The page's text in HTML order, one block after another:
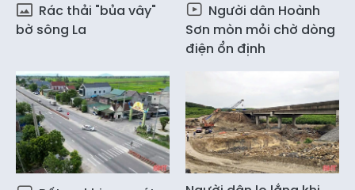
Rác thải "bủa vây"
bờ sông La
Người dân Hoành
Sơn mòn mỏi chờ dòng
điện ổn định